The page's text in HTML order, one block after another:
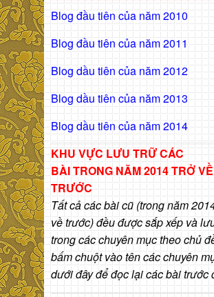
Blog đầu tiên của năm 2010
Blog đầu tiên của năm 2011
Blog dầu tiên của năm 2012
Blog dầu tiên của năm 2013
Blog dầu tiên của năm 2014
KHU VỰC LƯU TRỮ CÁC
BÀITRONG NĂM 2014 TRỞ VỀ
TRƯỚC
Tất cả các bài cũ (trong năm
về trước) đều được sắp xếp và
trong các chuyên mục theo chủ
bấm chuột vào tên các chuyên
dưới đây để đọc lại các bài trước